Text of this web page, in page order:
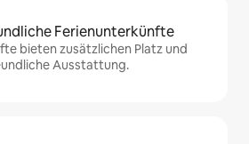
Ferienunterkünfte
bieten zusätzlichen Platz und
Ausstattung.